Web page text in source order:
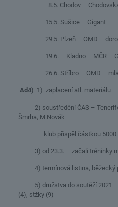
8.5. Chodov – Chodovská
15.5. Sušice – Gigant
29.5. Plzeň – OMD –
19.6. – Kladno – MČR –
26.6. Stříbro – OMD –
Ad4) 1) zaplacení atl. materiálu
2) soustředění ČAS – Tenerife
Šmrha, M.Novák –
klub přispěl částkou 5000
3) od 23.3. – začali tréninky
4) termínová listina, běžecký
5) družstva do soutěží 2021 –
(4), stžky (9)